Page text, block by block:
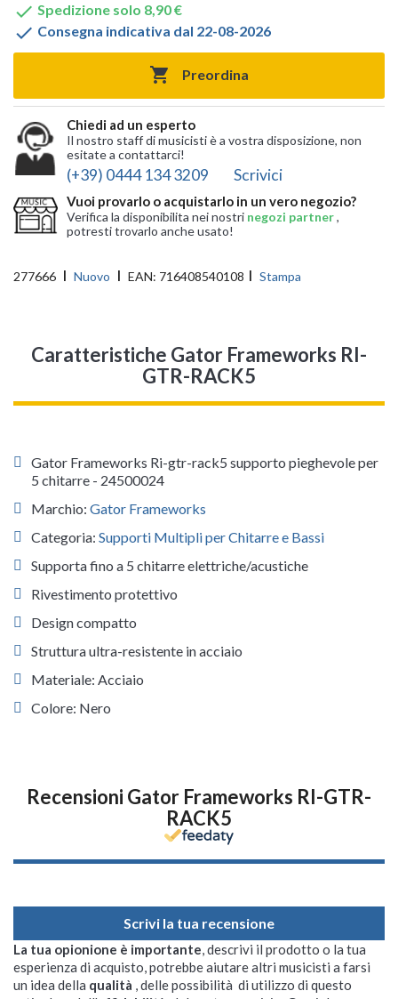
 Spedizione solo 8,90 €
 Consegna indicativa dal 22-08-2026
 Preordina
Chiedi ad un esperto
Il nostro staff di musicisti è a vostra disposizione, non
esitate a contattarci!
(+39) 0444 134 3209 Scrivici
Vuoi provarlo o acquistarlo in un vero negozio?
Verifica la disponibilita nei nostri negozi partner,
potresti trovarlo anche usato!
277666 Nuovo EAN: 716408540108 Stampa
Caratteristiche Gator Frameworks RI-
GTR-RACK5
Gator Frameworks Ri-gtr-rack5 supporto pieghevole per
5 chitarre - 24500024
Marchio: Gator Frameworks
Categoria: Supporti Multipli per Chitarre e Bassi
Supporta fino a 5 chitarre elettriche/acustiche
Rivestimento protettivo
Design compatto
Struttura ultra-resistente in acciaio
Materiale: Acciaio
Colore: Nero
Recensioni Gator Frameworks RI-GTR-
RACK5
Scrivi la tua recensione
La tua opionione è importante, descrivi il prodotto o la tua
esperienza di acquisto, potrebbe aiutare altri musicisti a farsi
un idea della qualità , delle possibilità di utilizzo di questo